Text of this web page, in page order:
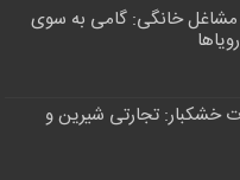
مشاغل خانگی: گامی به سوی
خشکبار: تجارتی شیرین و